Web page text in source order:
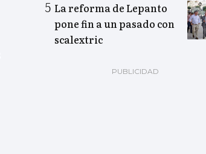
La reforma de Lepanto
pone fin a un pasado con
scalextric